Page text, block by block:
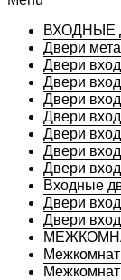
ВХОДНЫЕ
Двери
Двери
Двери
Двери
Двери
Двери
Двери
Двери
Входные
Двери
Двери